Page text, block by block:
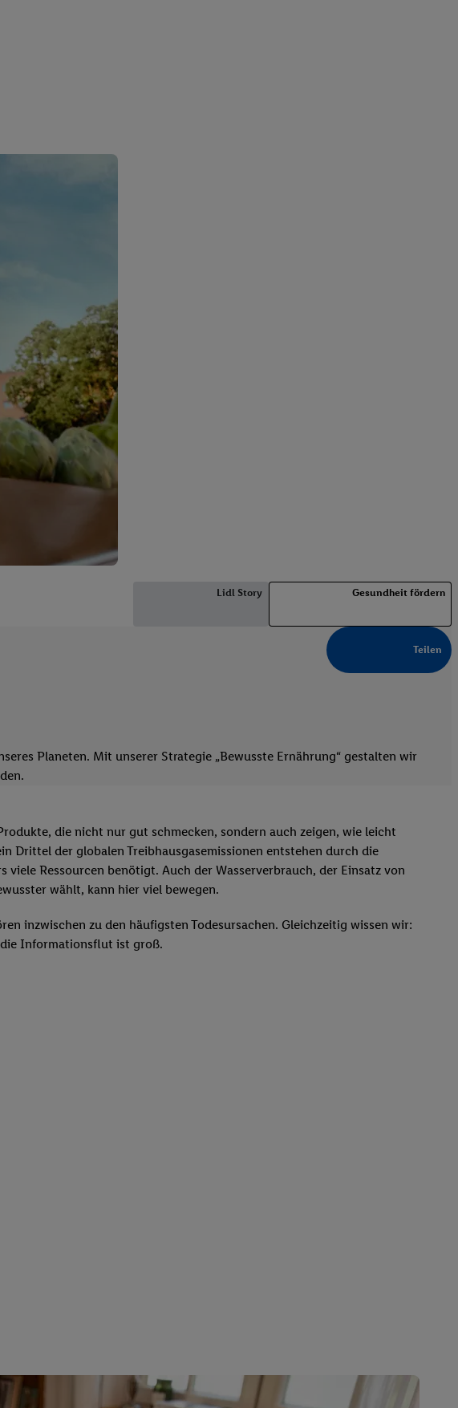
Lidl Story Gesundheit fördern
Teilen
Planeten. Mit unserer Strategie „Bewusste Ernährung“ gestalten wir
die nicht nur gut schmecken, sondern auch zeigen, wie leicht
Drittel der globalen Treibhausgasemissionen entstehen durch die
Ressourcen benötigt. Auch der Wasserverbrauch, der Einsatz von
wählt, kann hier viel bewegen.
inzwischen zu den häufigsten Todesursachen. Gleichzeitig wissen wir:
Informationsflut ist groß.